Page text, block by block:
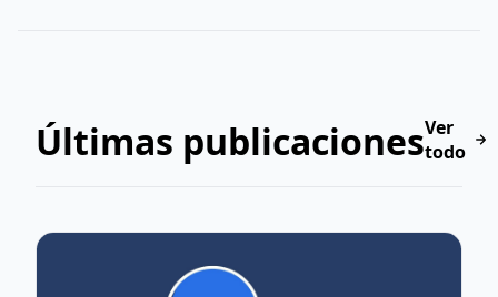
Últimas publicacionesVer
todo